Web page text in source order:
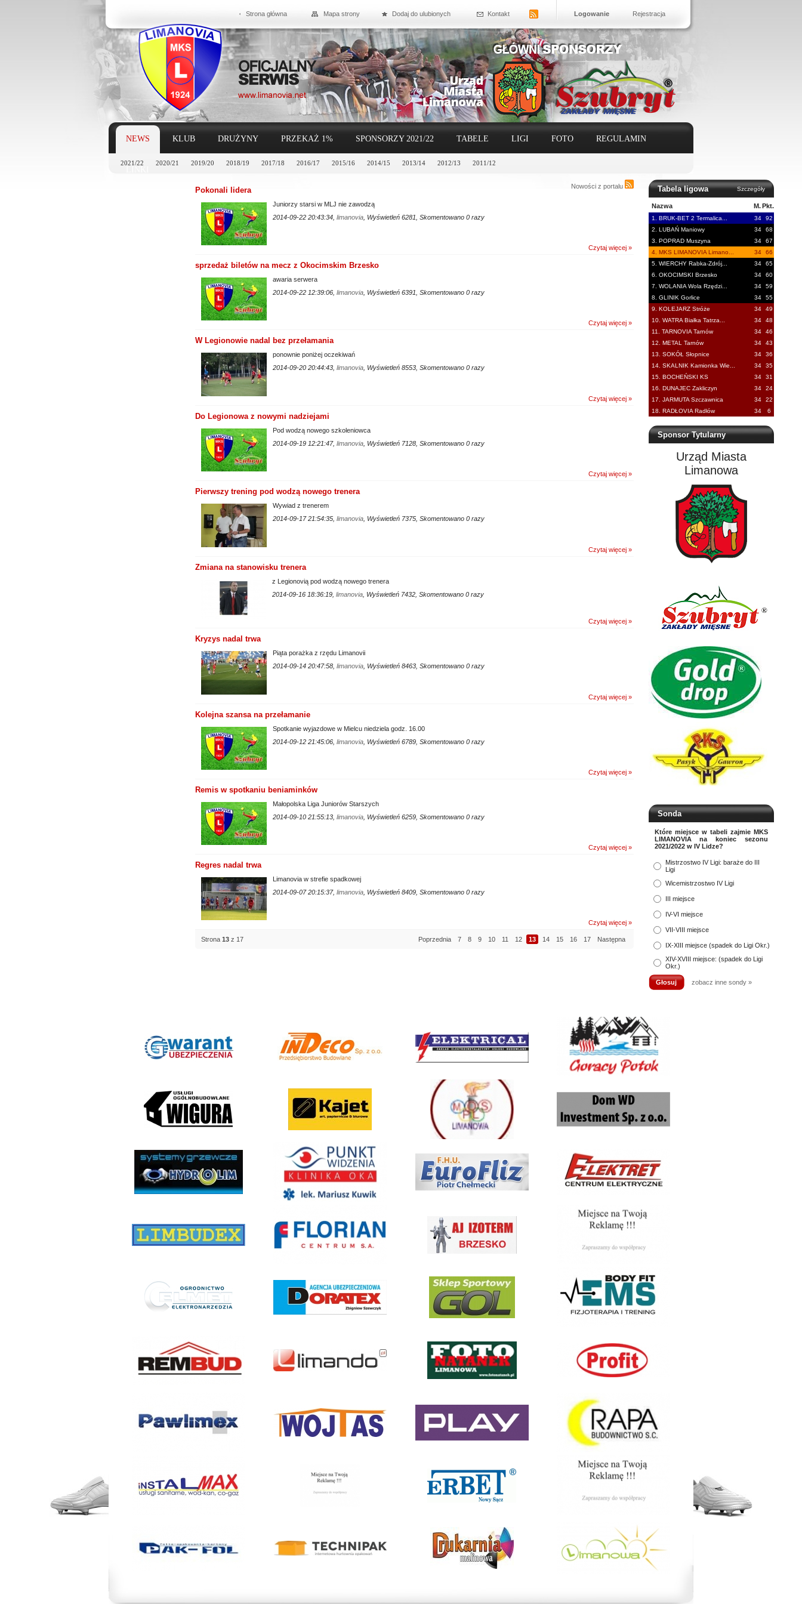
Strona główna Mapa strony Dodaj do ulubionych Kontakt Logowanie Rejestracja
NEWS
2021/22 2020/21 2019/20 2018/19 2017/18 2016/17 2015/16 2014/15 2013/14 2012/13 2011/12
KLUB DRUŻYNY PRZEKAŻ 1% SPONSORZY 2021/22 TABELE LIGI FOTO REGULAMIN
Tabela ligowa Szczegóły
Nazwa M. Pkt.
1. BRUK-BET 2 Termalica... 34
92
2. LUBAŃ Maniowy
34
68
3. POPRAD Muszyna
34
67
4. MKS LIMANOVIA Limano...
34
66
5. WIERCHY Rabka-Zdrój...
34
65
6. OKOCIMSKI Brzesko
34
60
7. WOLANIA Wola Rzędzi...
34
59
8. GLINIK Gorlice
34
55
9. KOLEJARZ Stróże
34
49
10. WATRA Białka Tatrza...
34
48
11. TARNOVIA Tarnów
34
46
12. METAL Tarnów
34
43
13. SOKÓŁ Słopnice
34
36
14. SKALNIK Kamionka Wie...
34
35
15. BOCHEŃSKI KS
34
31
16. DUNAJEC Zakliczyn
34
24
17. JARMUTA Szczawnica
34
22
18. RADŁOVIA Radłów
34 6
Sponsor Tytularny
Urząd Miasta
Limanowa
Sonda
Które miejsce w tabeli zajmie MKS
LIMANOVIA na koniec sezonu
2021/2022 w IV Lidze?
Mistrzostwo IV Ligi: baraże do III
Ligi
Wicemistrzostwo IV Ligi
III miejsce
IV-VI miejsce
VII-VIII miejsce
IX-XIII miejsce (spadek do Ligi Okr.)
XIV-XVIII miejsce: (spadek do Ligi
Okr.)
zobacz inne sondy »
Pokonali lidera
Juniorzy starsi w MLJ nie zawodzą
Czytaj więcej »
2014-09-22 20:43:34, limanovia, Wyświetleń 6281, Skomentowano 0 razy
sprzedaż biletów na mecz z Okocimskim Brzesko
awaria serwera
Czytaj więcej »
2014-09-22 12:39:06, limanovia, Wyświetleń 6391, Skomentowano 0 razy
W Legionowie nadal bez przełamania
ponownie poniżej oczekiwań
Czytaj więcej »
2014-09-20 20:44:43, limanovia, Wyświetleń 8553, Skomentowano 0 razy
Do Legionowa z nowymi nadziejami
Pod wodzą nowego szkoleniowca
Czytaj więcej »
2014-09-19 12:21:47, limanovia, Wyświetleń 7128, Skomentowano 0 razy
Pierwszy trening pod wodzą nowego trenera
Wywiad z trenerem
Czytaj więcej »
2014-09-17 21:54:35, limanovia, Wyświetleń 7375, Skomentowano 0 razy
Zmiana na stanowisku trenera
z Legionovią pod wodzą nowego trenera
Czytaj więcej »
2014-09-16 18:36:19, limanovia, Wyświetleń 7432, Skomentowano 0 razy
Kryzys nadal trwa
Piąta porażka z rzędu Limanovii
Czytaj więcej »
2014-09-14 20:47:58, limanovia, Wyświetleń 8463, Skomentowano 0 razy
Kolejna szansa na przełamanie
Spotkanie wyjazdowe w Mielcu niedziela godz. 16.00
Czytaj więcej »
2014-09-12 21:45:06, limanovia, Wyświetleń 6789, Skomentowano 0 razy
Remis w spotkaniu beniaminków
Małopolska Liga Juniorów Starszych
Czytaj więcej »
2014-09-10 21:55:13, limanovia, Wyświetleń 6259, Skomentowano 0 razy
Regres nadal trwa
Limanovia w strefie spadkowej
Czytaj więcej »
2014-09-07 20:15:37, limanovia, Wyświetleń 8409, Skomentowano 0 razy
Nowości z portalu
Strona 13z 17 Poprzednia 7 8 9 10 11 12 13 14 15 16 17 Następna